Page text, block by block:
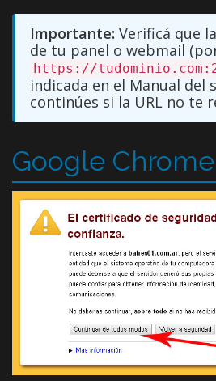
Importante: Verificá que
de tu panel o webmail
https://
indicada en el Manual del
continúes si la URL no te
Google Chrome